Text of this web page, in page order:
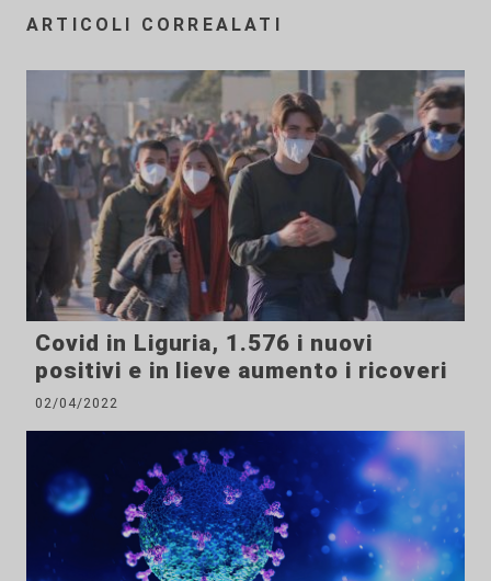
ARTICOLI CORREALATI
Covid in Liguria, 1.576 i nuovi
positivi e in lieve aumento i ricoveri
02/04/2022